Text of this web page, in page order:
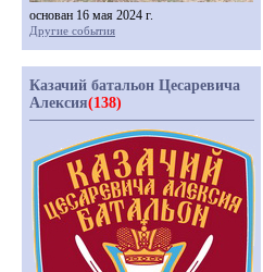
основан 16 мая 2024 г.
Другие события
Казачий батальон Цесаревича
Алексия(138)